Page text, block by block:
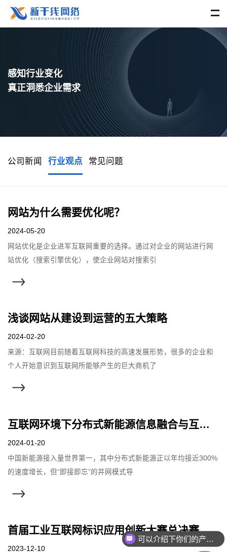
感知行业变化
真正洞悉企业需求
公司新闻 行业观点 常见问题
网站为什么需要优化呢？
2024-05-20
网站优化是企业进军互联网重要的选择。通过对企业的网站进行网
站优化（搜索引擎优化），使企业网站对搜索引
浅谈网站从建设到运营的五大策略
2024-02-20
来源：互联网目前随着互联网科技的高速发展形势，很多的企业和
个人开始意识到互联网所能够产生的巨大商机了
互联网环境下分布式新能源信息融合与互动用能关键技术与应用
2024-01-20
中国新能源接入量世界第一，其中分布式新能源正以年均接近300%
的速度增长，但“即接即忘”的并网模式导
首届工业互联网标识应用创新大赛总决赛重庆对决 工业互联网构建新型基础设施
2023-12-10
你们是怎么收费的呢